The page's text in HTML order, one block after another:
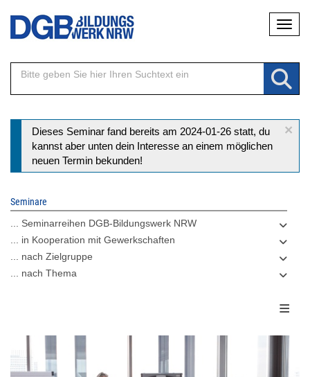
Direkt
Inhalt
×
Statusmeldung
Dieses Seminar fand bereits am 2024-01-26 statt, du
kannst aber unten dein Interesse an einem möglichen
neuen Termin bekunden!
Seminare
... Seminarreihen DGB-Bildungswerk NRW
... in Kooperation mit Gewerkschaften
... nach Zielgruppe
... nach Thema